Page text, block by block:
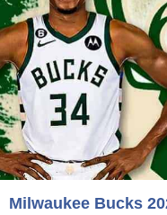
Milwaukee Bucks